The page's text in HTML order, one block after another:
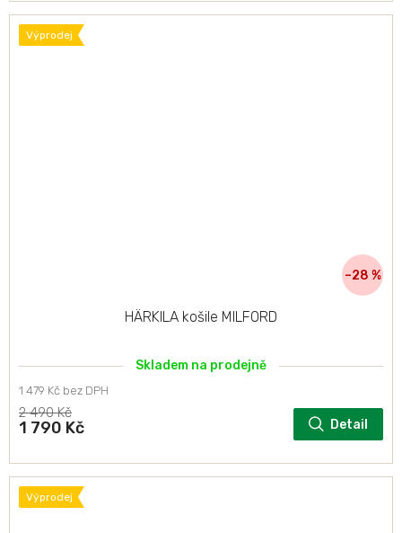
Výprodej
–28 %
HÄRKILA košile MILFORD
Skladem na prodejně
1 479 Kč bez DPH
2 490 Kč
1 790 Kč Detail
Výprodej